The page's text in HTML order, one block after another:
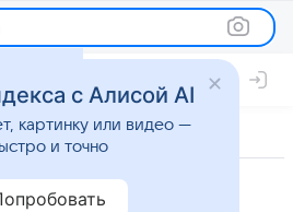
жизнь
с Алисой AI
картинку или видео —
и точно